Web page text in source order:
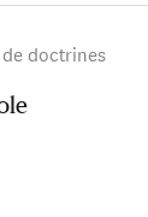
de doctrines